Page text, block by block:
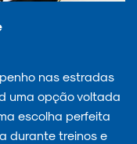
nas estradas
uma opção voltada
escolha perfeita
durante treinos e